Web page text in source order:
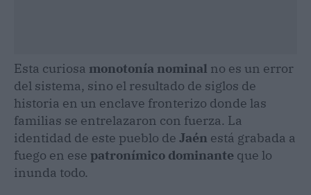
Esta curiosa monotonía nominal no es un error
del sistema, sino el resultado de siglos de
historia en un enclave fronterizo donde las
familias se entrelazaron con fuerza. La
identidad de este pueblo de Jaén está grabada a
fuego en ese patronímico dominante que lo
inunda todo.